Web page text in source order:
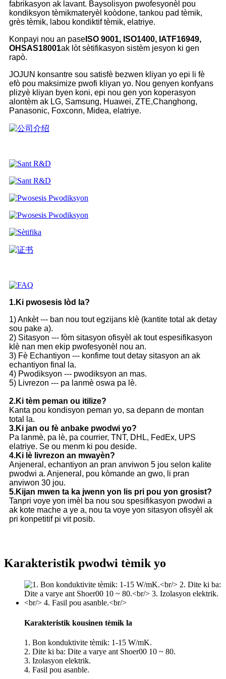
fabrikasyon ak lavant. Baysolisyon pwofesyonèl pou
kondiksyon tèmikmateryèl koòdone, tankou pad tèmik,
grès tèmik, labou kondiktif tèmik, elatriye.
Konpayi nou an pase ISO 9001, ISO1400, IATF16949,
OHSAS18001ak lòt sètifikasyon sistèm jesyon ki gen
rapò.
JOJUN konsantre sou satisfè bezwen kliyan yo epi li fè
efò pou maksimize pwofi kliyan yo. Nou genyen konfyans
plizyè kliyan byen koni, epi nou gen yon koperasyon
alontèm ak LG, Samsung, Huawei, ZTE,Changhong,
Panasonic, Foxconn, Midea, elatriye.
1.Ki pwosesis lòd la?
1) Ankèt --- ban nou tout egzijans klè (kantite total ak detay
sou pake a).
2) Sitasyon --- fòm sitasyon ofisyèl ak tout espesifikasyon
klè nan men ekip pwofesyonèl nou an.
3) Fè Echantiyon --- konfime tout detay sitasyon an ak
echantiyon final la.
4) Pwodiksyon --- pwodiksyon an mas.
5) Livrezon --- pa lanmè oswa pa lè.
2.Ki tèm peman ou itilize?
Kanta pou kondisyon peman yo, sa depann de montan
total la.
3.Ki jan ou fè anbake pwodwi yo?
Pa lanmè, pa lè, pa courrier, TNT, DHL, FedEx, UPS
elatriye. Se ou menm ki pou deside.
4.Ki lè livrezon an mwayèn?
Anjeneral, echantiyon an pran anviwon 5 jou selon kalite
pwodwi a. Anjeneral, pou kòmande an gwo, li pran
anviwon 30 jou.
5.Kijan mwen ta ka jwenn yon lis pri pou yon grosist?
Tanpri voye yon imèl ba nou sou spesifikasyon pwodwi a
ak kote mache a ye a, nou ta voye yon sitasyon ofisyèl ak
pri konpetitif pi vit posib.
Karakteristik pwodwi tèmik yo
Karakteristik kousinen tèmik la
1. Bon konduktivite tèmik: 1-15 W/mK.
2. Dite ki ba: Dite a varye ant Shoer00 10 ~ 80.
3. Izolasyon elektrik.
4. Fasil pou asanble.